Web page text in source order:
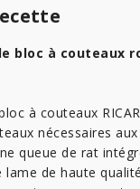
bloc à couteaux
à couteaux
nécessaires
queue de rat
lame de haute